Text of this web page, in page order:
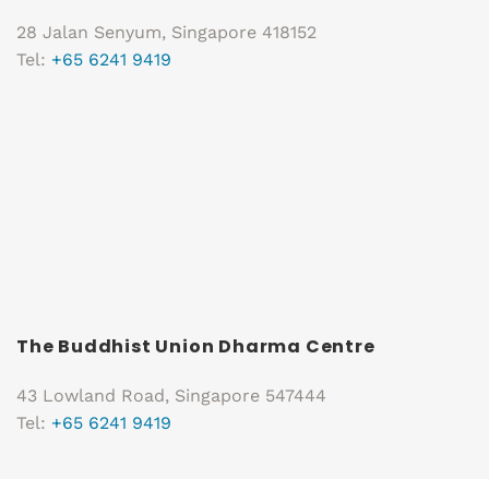
28 Jalan Senyum, Singapore 418152
Tel: +65 6241 9419
The Buddhist Union Dharma Centre
43 Lowland Road, Singapore 547444
Tel: +65 6241 9419